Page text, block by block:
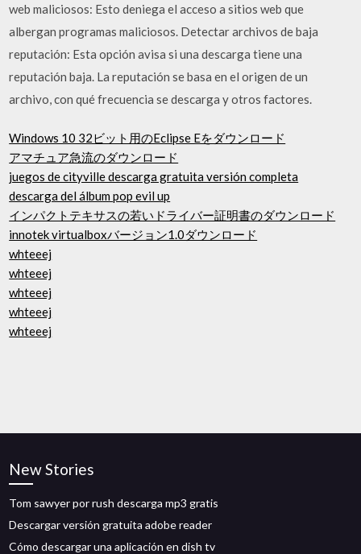
web maliciosos: Esto deniega el acceso a sitios web que
albergan programas maliciosos. Detectar archivos de baja
reputación: Esta opción avisa si una descarga tiene una
reputación baja. La reputación se basa en el origen de un
archivo, con qué frecuencia se descarga y otros factores.
Windows 10 32ビット用のEclipse Eをダウンロード
アマチュア急流のダウンロード
juegos de cityville descarga gratuita versión completa
descarga del álbum pop evil up
インパクトテキサスの若いドライバー証明書のダウンロード
innotek virtualboxバージョン1.0ダウンロード
whteeej
whteeej
whteeej
whteeej
whteeej
New Stories
Tom sawyer por rush descarga mp3 gratis
Descargar versión gratuita adobe reader
Cómo descargar una aplicación en dish tv